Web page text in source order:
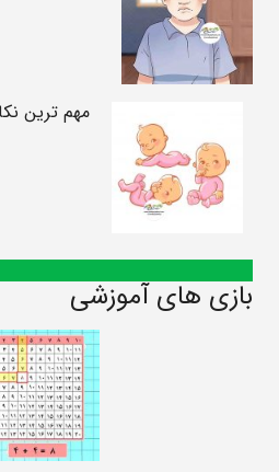
مهم ترین
بازی های آموزشی